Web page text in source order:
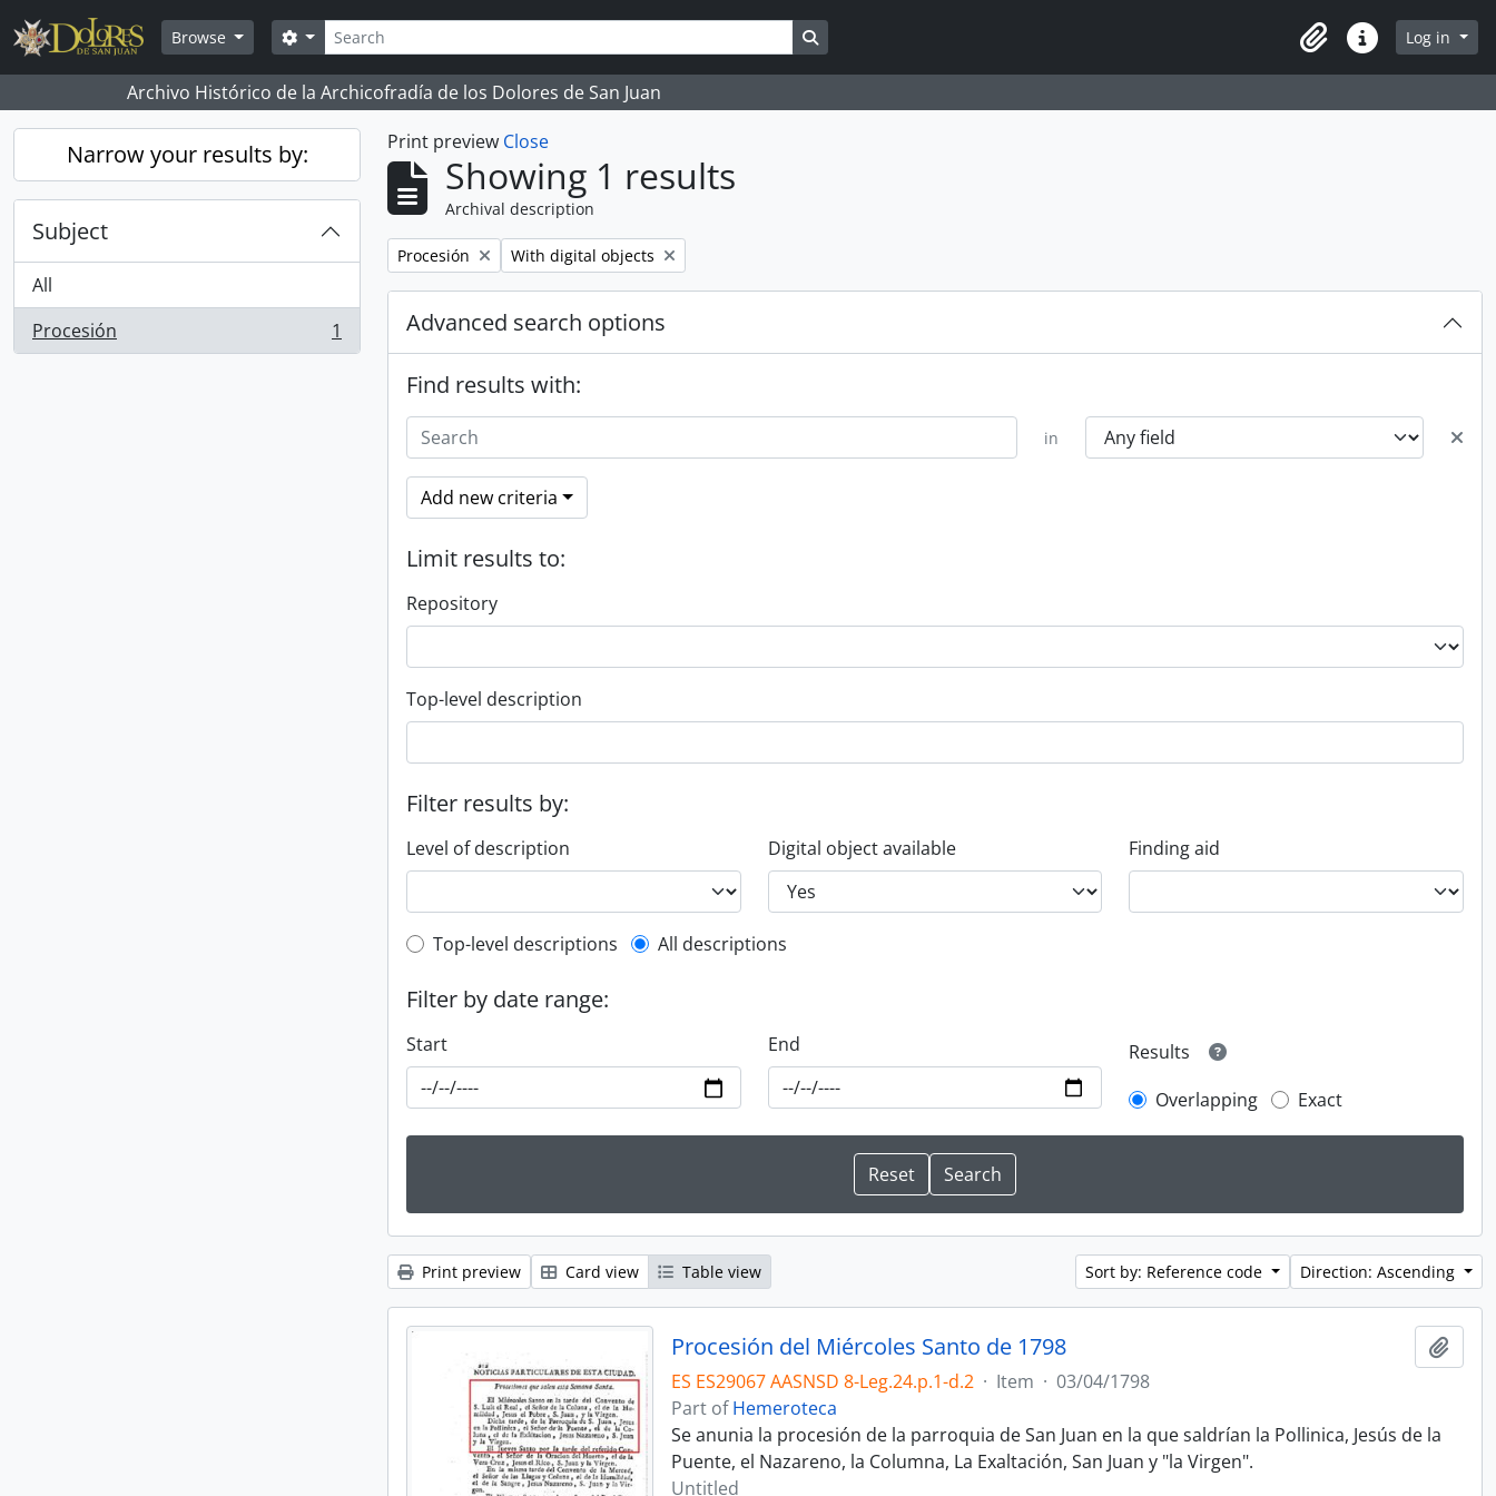
Skip to main content
Browse
Search
Search options Search in browse page
ClipboardQuick linksLog in
Archivo Histórico de la Archicofradía de los Dolores de San Juan
Narrow your results by:
Subject
All
Procesión
, 1 results 1
Print preview Close
Showing 1 results
Archival description
Remove filter:
Procesión Remove filter:
With digital objects
Advanced search options
Find results with:
in
Add new criteria
Limit results to:
Repository
Top-level description
Filter results by:
Level of description Digital object available Finding aid
Top-level description filter
Top-level descriptions All descriptions
Filter by date range:
Start End
Results
Overlapping
Exact
Print preview Card view Table view Sort by: Reference code Direction: Ascending
Procesión del Miércoles Santo de 1798
ES ES29067 AASNSD 8-Leg.24.p.1-d.2 · Item · 03/04/1798
Part ofHemeroteca
Se anunia la procesión de la parroquia de San Juan en la que saldrían la Pollinica, Jesús de la
Puente, el Nazareno, la Columna, La Exaltación, San Juan y "la Virgen".
Untitled